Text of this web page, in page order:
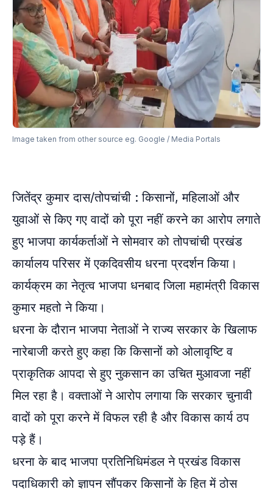
Image taken from other source eg. Google / Media Portals
जितेंद्र कुमार दास/तोपचांची : किसानों, महिलाओं और
युवाओं से किए गए वादों को पूरा नहीं करने का आरोप लगाते
हुए भाजपा कार्यकर्ताओं ने सोमवार को तोपचांची प्रखंड
कार्यालय परिसर में एकदिवसीय धरना प्रदर्शन किया।
कार्यक्रम का नेतृत्व भाजपा धनबाद जिला महामंत्री विकास
कुमार महतो ने किया।
धरना के दौरान भाजपा नेताओं ने राज्य सरकार के खिलाफ
नारेबाजी करते हुए कहा कि किसानों को ओलावृष्टि व
प्राकृतिक आपदा से हुए नुकसान का उचित मुआवजा नहीं
मिल रहा है। वक्ताओं ने आरोप लगाया कि सरकार चुनावी
वादों को पूरा करने में विफल रही है और विकास कार्य ठप
पड़े हैं।
धरना के बाद भाजपा प्रतिनिधिमंडल ने प्रखंड विकास
पदाधिकारी को ज्ञापन सौंपकर किसानों के हित में ठोस